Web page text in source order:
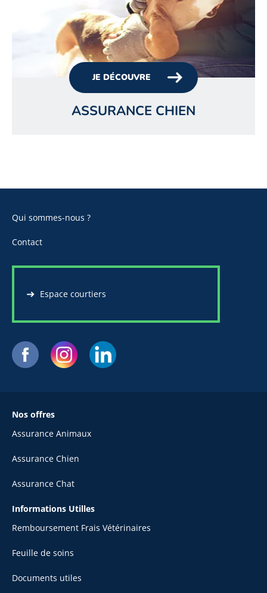
JE DÉCOUVRE
ASSURANCE CHIEN
Qui sommes-nous ?
Contact
Espace courtiers
Nos offres
Assurance Animaux
Assurance Chien
Assurance Chat
Informations Utilles
Remboursement Frais Vétérinaires
Feuille de soins
Documents utiles